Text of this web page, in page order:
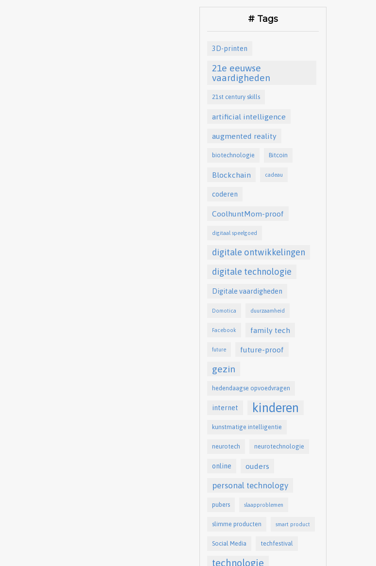
# Tags
3D-printen
21e eeuwse
vaardigheden
21st century skills
artificial intelligence
augmented reality
biotechnologie Bitcoin
Blockchain cadeau
coderen
CoolhuntMom-proof
digitaal speelgoed
digitale ontwikkelingen
digitale technologie
Digitale vaardigheden
Domotica duurzaamheid
Facebook family tech
future future-proof
gezin
hedendaagse opvoedvragen
internet kinderen
kunstmatige intelligentie
neurotech neurotechnologie
online ouders
personal technology
pubers slaapproblemen
slimme producten smart product
Social Media techfestival
technologie